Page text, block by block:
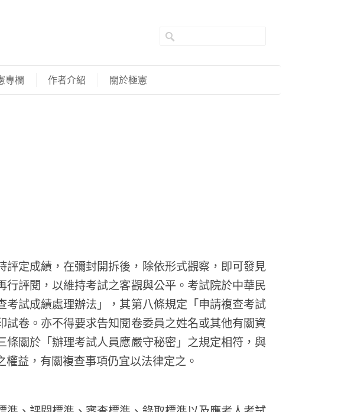
專欄 作者介紹 關於極憲
定成績，在彌封開拆後，除依形式觀察，即可發見
評閱，以維持考試之客觀與公平。考試院於中華民
試成績處理辦法」，其第八條規定「申請複查考試
卷。亦不得要求告知閱卷委員之姓名或其他有關資
關於「辦理考試人員應嚴守秘密」之規定相符，與
益，有關複查事項仍宜以法律定之。